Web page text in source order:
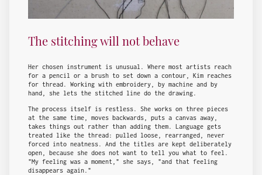
The stitching will not behave
Her chosen instrument is unusual. Where most artists reach
for a pencil or a brush to set down a contour, Kim reaches
for thread. Working with embroidery, by machine and by
hand, she lets the stitched line do the drawing.
The process itself is restless. She works on three pieces
at the same time, moves backwards, puts a canvas away,
takes things out rather than adding them. Language gets
treated like the thread: pulled loose, rearranged, never
forced into neatness. And the titles are kept deliberately
open, because she does not want to tell you what to feel.
"My feeling was a moment," she says, "and that feeling
disappears again."